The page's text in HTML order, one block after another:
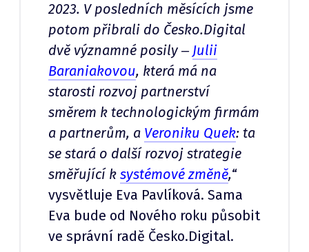
2023. V posledních měsících jsme
potom přibrali do Česko.Digital
dvě významné posily ‒ Julii
Baraniakovou, která má na
starosti rozvoj partnerství
směrem k technologickým firmám
a partnerům, a Veroniku Quek: ta
se stará o další rozvoj strategie
směřující k systémové změně,“
vysvětluje Eva Pavlíková. Sama
Eva bude od Nového roku působit
ve správní radě Česko.Digital.